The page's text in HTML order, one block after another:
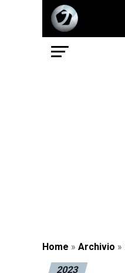
Home » Archivio »
2023